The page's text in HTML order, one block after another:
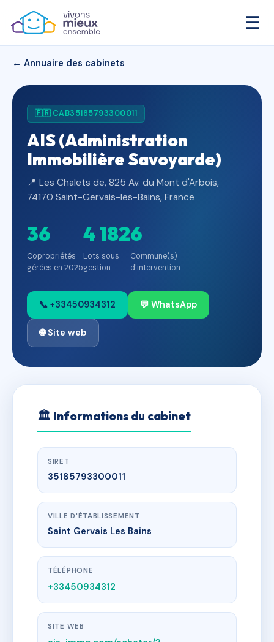
☰
← Annuaire des cabinets
🇫🇷 CAB35185793300011
AIS (Administration
Immobilière Savoyarde)
📍 Les Chalets de, 825 Av. du Mont d'Arbois,
74170 Saint-Gervais-les-Bains, France
36
Copropriétés
gérées en 2025
4 182
Lots sous
gestion
6
Commune(s)
d'intervention
📞 +33450934312 💬 WhatsApp
🌐 Site web
🏛 Informations du cabinet
SIRET
35185793300011
VILLE D'ÉTABLISSEMENT
Saint Gervais Les Bains
TÉLÉPHONE
+33450934312
SITE WEB